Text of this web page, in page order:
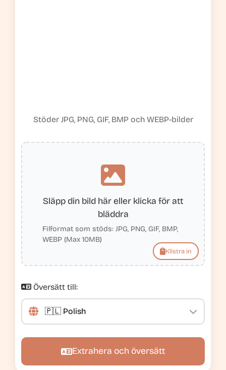
Stöder JPG, PNG, GIF, BMP och WEBP-bilder
Släpp din bild här eller klicka för att
bläddra
Filformat som stöds: JPG, PNG, GIF, BMP,
WEBP (Max 10MB)
Klistra in
Översätt till:
Extrahera och översätt